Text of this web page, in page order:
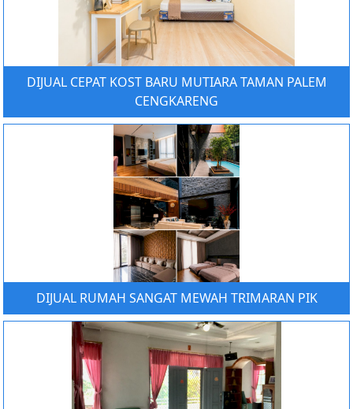
DIJUAL CEPAT KOST BARU MUTIARA TAMAN PALEM
CENGKARENG
DIJUAL RUMAH SANGAT MEWAH TRIMARAN PIK